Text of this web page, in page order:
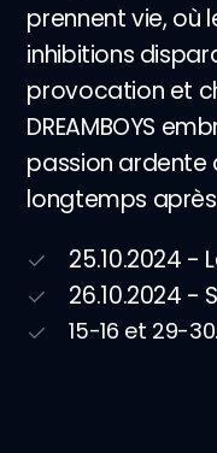
prennent vie, où
inhibitions
provocation et
DREAMBOYS
passion ardente
longtemps
25.10.2024 -
26.10.2024 -
15-16 et 29-